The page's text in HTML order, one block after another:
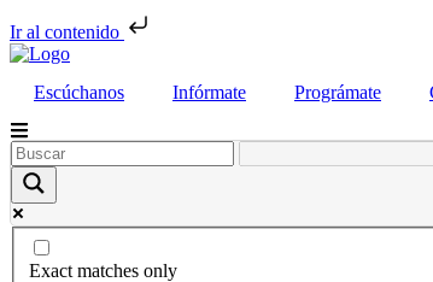
Ir al contenido
Escúchanos Infórmate Prográmate
Exact matches only